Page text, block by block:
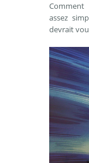
Comment
assez
devrait